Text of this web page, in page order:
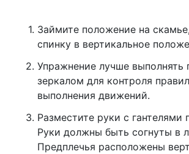
Займите положение на
спинку в вертикальное
Упражнение лучше выполнять
зеркалом для контроля
выполнения движений.
Разместите руки с гантелями
Руки должны быть согнуты в
Предплечья расположены